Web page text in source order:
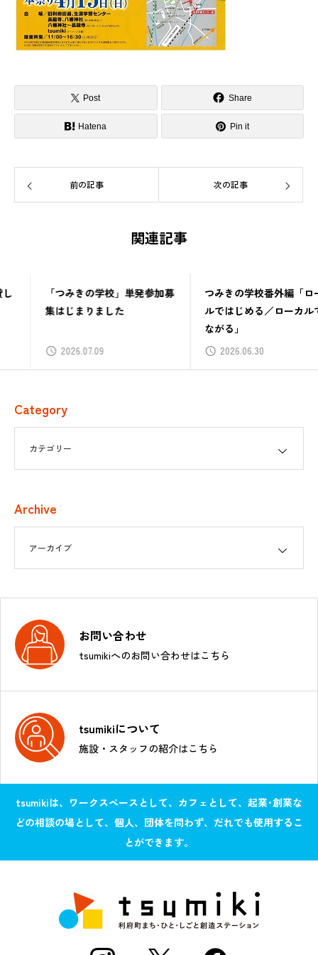
Post Share
Hatena Pin it
前の記事 次の記事
関連記事
「つみきの学校」単発参加募
集はじまりました
2026.07.09
つみきの学校番外編「ローカ
ルではじめる／ローカルでつ
ながる」
2026.06.30
Category
Archive
お問い合わせ
tsumikiへのお問い合わせはこちら
tsumikiについて
施設・スタッフの紹介はこちら
tsumikiは、ワークスペースとして、カフェとして、起業･創業な
どの相談の場として、個人、団体を問わず、だれでも使用するこ
とができます。